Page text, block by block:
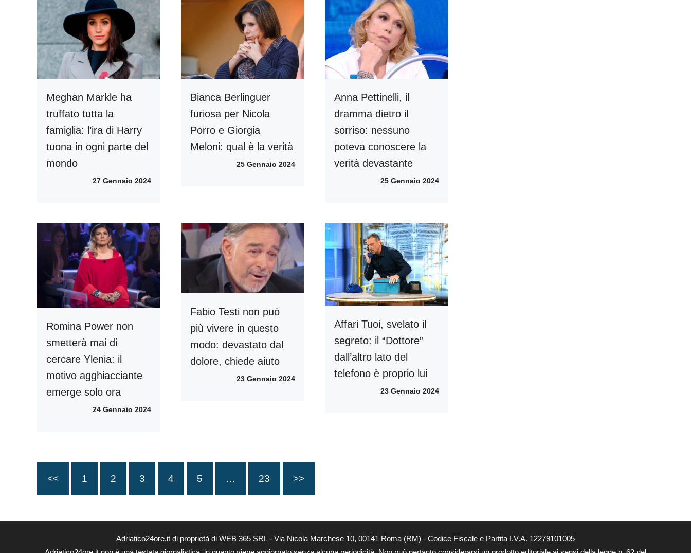
Meghan Markle ha
truffato tutta la
famiglia: l’ira di Harry
tuona in ogni parte del
mondo
27 Gennaio 2024
Bianca Berlinguer
furiosa per Nicola
Porro e Giorgia
Meloni: qual è la verità
25 Gennaio 2024
Anna Pettinelli, il
dramma dietro il
sorriso: nessuno
poteva conoscere la
verità devastante
25 Gennaio 2024
Romina Power non
smetterà mai di
cercare Ylenia: il
motivo agghiacciante
emerge solo ora
24 Gennaio 2024
Fabio Testi non può
più vivere in questo
modo: devastato dal
dolore, chiede aiuto
23 Gennaio 2024
Affari Tuoi, svelato il
segreto: il “Dottore”
dall’altro lato del
telefono è proprio lui
23 Gennaio 2024
<< 1 2 3 4 5 … 23 >>
Adriatico24ore.it di proprietà di WEB 365 SRL - Via Nicola Marchese 10, 00141 Roma (RM) - Codice Fiscale e Partita I.V.A. 12279101005